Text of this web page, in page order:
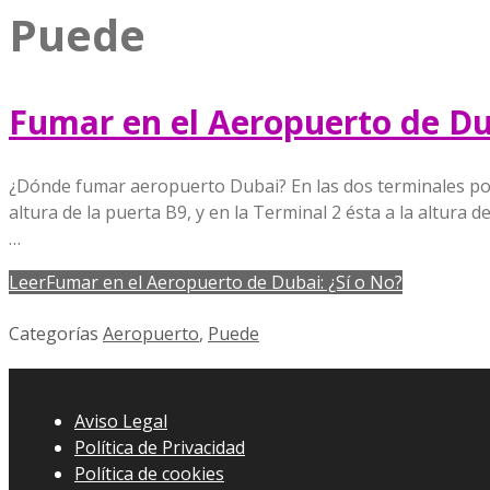
Puede
Fumar en el Aeropuerto de
¿Dónde fumar aeropuerto Dubai? En las dos terminales
altura de la puerta B9, y en la Terminal 2 ésta a la altura
…
LeerFumar en el Aeropuerto de Dubai: ¿Sí o No?
Categorías Aeropuerto, Puede
Aviso Legal
Política de Privacidad
Política de cookies